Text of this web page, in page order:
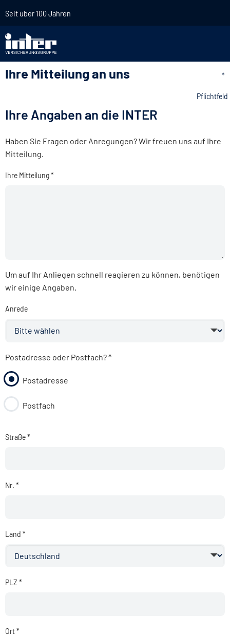
Seit über 100 Jahren
Ihre Mitteilung an uns *
Pflichtfeld
Ihre Angaben an die INTER
Haben Sie Fragen oder Anregungen? Wir freuen uns auf Ihre
Mitteilung.
Ihre Mitteilung *
Um auf Ihr Anliegen schnell reagieren zu können, benötigen
wir einige Angaben.
Anrede
Postadresse oder Postfach?*
Postadresse
Postfach
Straße *
Nr. *
Land *
PLZ *
Ort *